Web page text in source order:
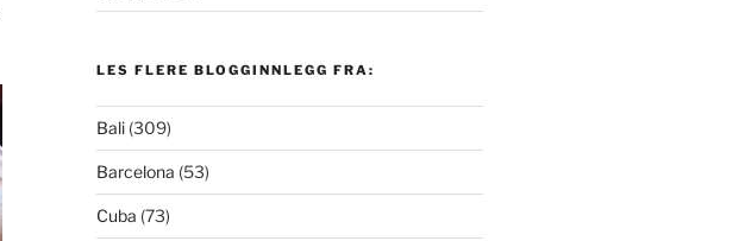
LES FLERE BLOGGINNLEGG FRA:
Bali(309)
Barcelona (53)
Cuba (73)